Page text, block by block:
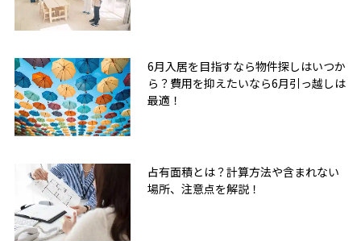
6月入居を目指すなら物件探しはいつか
ら？費用を抑えたいなら6月引っ越しは
最適！
占有面積とは？計算方法や含まれない
場所、注意点を解説！